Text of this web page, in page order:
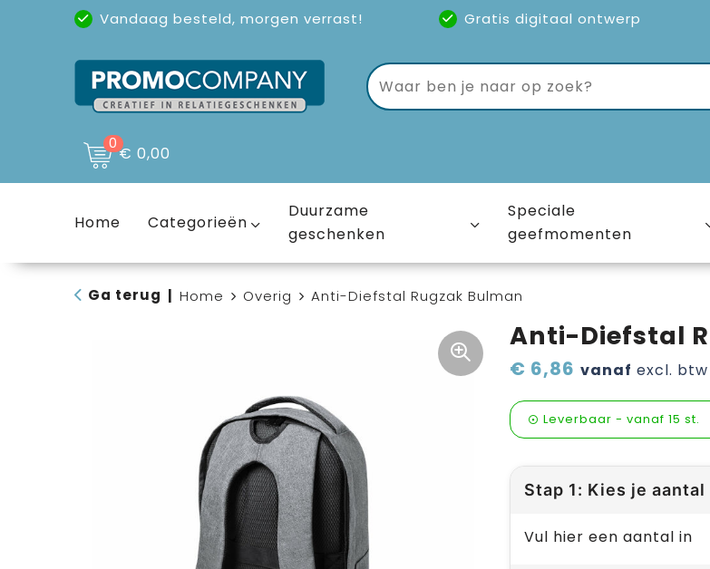
Vandaag besteld, morgen verrast! Gratis digitaal ontwerp
Uitstekende reviews(4,6/5)
0€ 0,00
Home Categorieën
Duurzame
geschenken
Speciale
geefmomenten
Ga terug Home Overig Anti-Diefstal Rugzak Bulman
Anti-Diefstal
€ 6,86 vanaf excl.
Leverbaar - vanaf 15 st.
Stap 1: Kies je aantal
Vul hier een aantal in